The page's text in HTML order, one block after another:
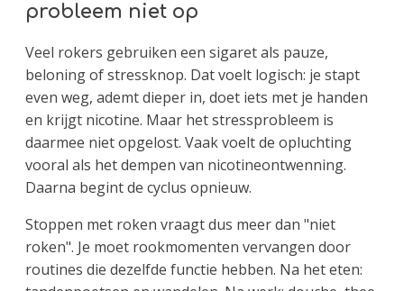
probleem niet op
Veel rokers gebruiken een sigaret als pauze,
beloning of stressknop. Dat voelt logisch: je stapt
even weg, ademt dieper in, doet iets met je handen
en krijgt nicotine. Maar het stressprobleem is
daarmee niet opgelost. Vaak voelt de opluchting
vooral als het dempen van nicotineontwenning.
Daarna begint de cyclus opnieuw.
Stoppen met roken vraagt dus meer dan "niet
roken". Je moet rookmomenten vervangen door
routines die dezelfde functie hebben. Na het eten: